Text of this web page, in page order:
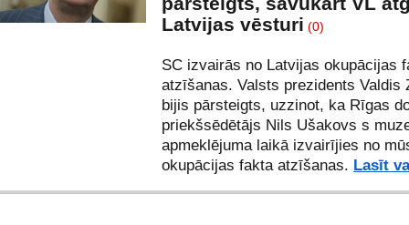
Latvijas vēsturi (0)
SC izvairās no Latvijas okupācijas
atzīšanas. Valsts prezidents Valdis
bijis pārsteigts, uzzinot, ka Rīgas
priekšsēdētājs Nils Ušakovs s
apmeklējuma laikā izvairījies no
okupācijas fakta atzīšanas. Lasīt